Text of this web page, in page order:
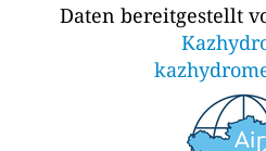
Daten bereitgestellt